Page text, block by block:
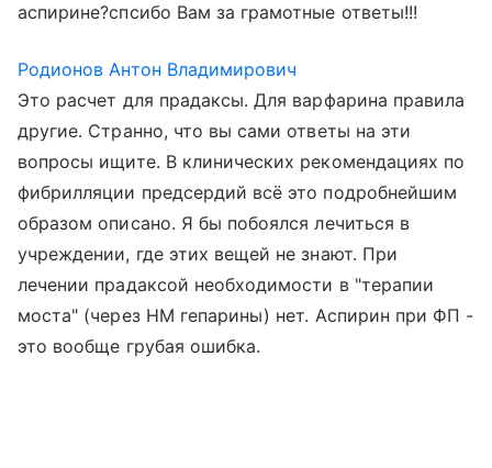
аспирине?спсибо Вам за грамотные ответы!!!
Родионов Антон Владимирович
Это расчет для прадаксы. Для варфарина правила
другие. Странно, что вы сами ответы на эти
вопросы ищите. В клинических рекомендациях по
фибрилляции предсердий всё это подробнейшим
образом описано. Я бы побоялся лечиться в
учреждении, где этих вещей не знают. При
лечении прадаксой необходимости в "терапии
моста" (через НМ гепарины) нет. Аспирин при ФП -
это вообще грубая ошибка.